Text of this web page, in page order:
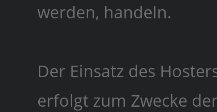
werden, handeln.
Der Einsatz des
erfolgt zum Zwecke